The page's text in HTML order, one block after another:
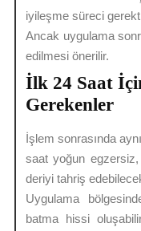
iyileşme süreci
Ancak uygulama
edilmesi önerilir.
İlk 24 Saat
Gerekenler
İşlem sonrasında
saat yoğun
deriyi tahriş
Uygulama
batma hissi